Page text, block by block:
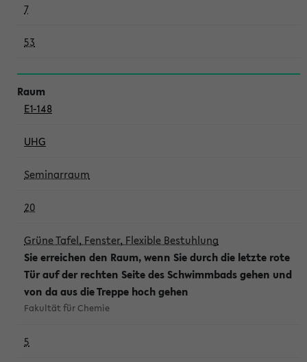
7
53
E1-148
UHG
Seminarraum
20
Grüne Tafel, Fenster, Flexible Bestuhlung
Sie erreichen den Raum, wenn Sie durch die letzte rote
Tür auf der rechten Seite des Schwimmbads gehen und
von da aus die Treppe hoch gehen
Fakultät für Chemie
5